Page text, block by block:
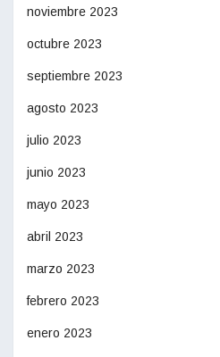
noviembre 2023
octubre 2023
septiembre 2023
agosto 2023
julio 2023
junio 2023
mayo 2023
abril 2023
marzo 2023
febrero 2023
enero 2023